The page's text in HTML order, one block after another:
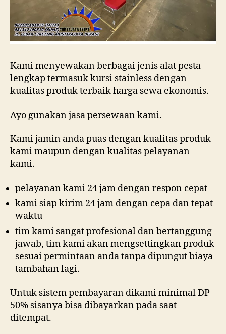
Kami menyewakan berbagai jenis alat pesta
lengkap termasuk kursi stainless dengan
kualitas produk terbaik harga sewa ekonomis.
Ayo gunakan jasa persewaan kami.
Kami jamin anda puas dengan kualitas produk
kami maupun dengan kualitas pelayanan
kami.
pelayanan kami 24 jam dengan respon cepat
kami siap kirim 24 jam dengan cepa dan tepat
waktu
tim kami sangat profesional dan bertanggung
jawab, tim kami akan mengsettingkan produk
sesuai permintaan anda tanpa dipungut biaya
tambahan lagi.
Untuk sistem pembayaran dikami minimal DP
50% sisanya bisa dibayarkan pada saat
ditempat.